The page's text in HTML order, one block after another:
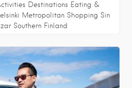
Destinations Eating &
Metropolitan Shopping Sin
Southern Finland